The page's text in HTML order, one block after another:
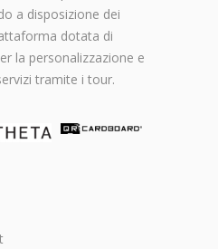
a disposizione dei
dotata di
la personalizzazione e
tramite i tour.